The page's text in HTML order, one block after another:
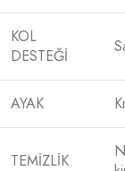
KOL
DESTEĞİ
AYAK
TEMİZLİK